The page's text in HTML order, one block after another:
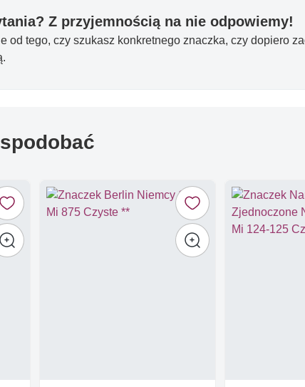
Z przyjemnością na nie odpowiemy!
od tego, czy szukasz konkretnego znaczka, czy dopiero